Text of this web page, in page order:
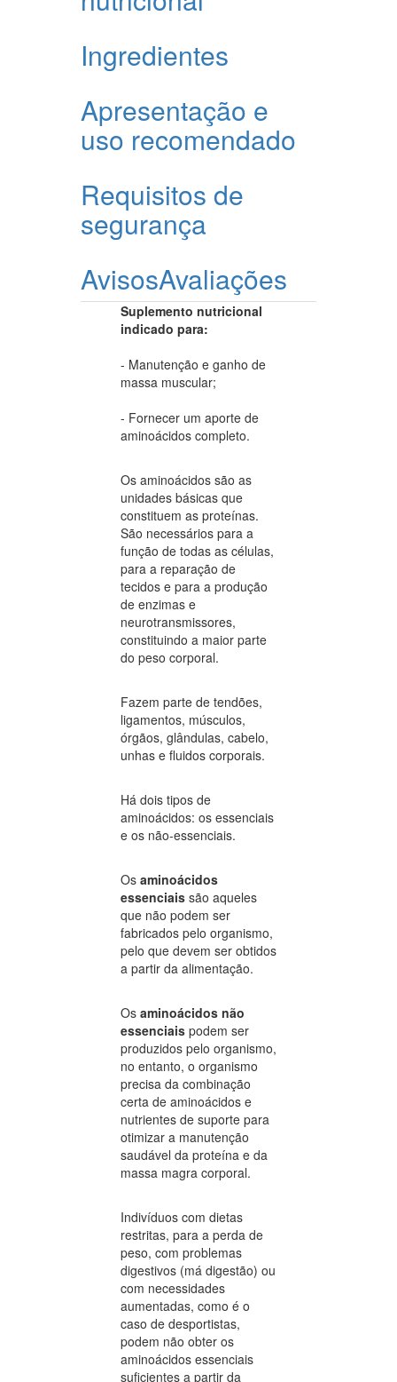
Ingredientes
Apresentação e
uso recomendado
Requisitos de
segurança
AvisosAvaliações
Suplemento nutricional
indicado para:
- Manutenção e ganho de
massa muscular;
- Fornecer um aporte de
aminoácidos completo.
Os aminoácidos são as
unidades básicas que
constituem as proteínas.
São necessários para a
função de todas as células,
para a reparação de
tecidos e para a produção
de enzimas e
neurotransmissores,
constituindo a maior parte
do peso corporal.
Fazem parte de tendões,
ligamentos, músculos,
órgãos, glândulas, cabelo,
unhas e fluidos corporais.
Há dois tipos de
aminoácidos: os essenciais
e os não-essenciais.
Os aminoácidos
essenciais são aqueles
que não podem ser
fabricados pelo organismo,
pelo que devem ser obtidos
a partir da alimentação.
Os aminoácidos não
essenciais podem ser
produzidos pelo organismo,
no entanto, o organismo
precisa da combinação
certa de aminoácidos e
nutrientes de suporte para
otimizar a manutenção
saudável da proteína e da
massa magra corporal.
Indivíduos com dietas
restritas, para a perda de
peso, com problemas
digestivos (má digestão) ou
com necessidades
aumentadas, como é o
caso de desportistas,
podem não obter os
aminoácidos essenciais
suficientes a partir da